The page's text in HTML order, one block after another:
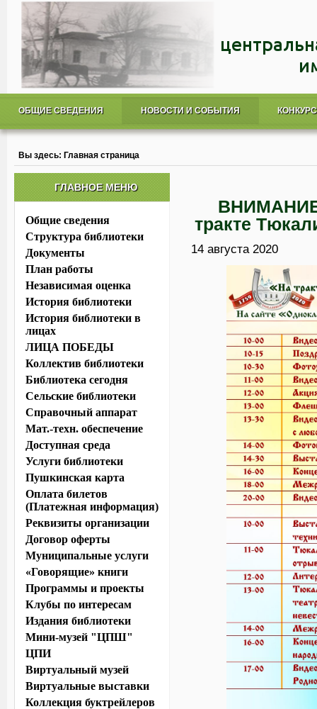
ОБЩИЕ СВЕДЕНИЯ НОВОСТИ И СОБЫТИЯ
Вы здесь: Главная страница
тракте
14 августа 2020
ГЛАВНОЕ МЕНЮ
Общие сведения
Структура библиотеки
Документы
План работы
Независимая оценка
История библиотеки
История библиотеки в
лицах
ЛИЦА ПОБЕДЫ
Коллектив библиотеки
Библиотека сегодня
Сельские библиотеки
Справочный аппарат
Мат.-техн. обеспечение
Доступная среда
Услуги библиотеки
Пушкинская карта
Оплата билетов
(Платежная информация)
Реквизиты организации
Договор оферты
Муниципальные услуги
«Говорящие» книги
Программы и проекты
Клубы по интересам
Издания библиотеки
Мини-музей "ЦПШ"
ЦПИ
Виртуальный музей
Виртуальные выставки
Коллекция буктрейлеров